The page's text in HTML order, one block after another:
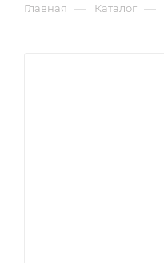
Главная — Каталог —